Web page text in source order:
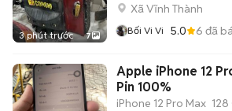
3 phút trước 7
Xã Vĩnh Thành
Bối Vi Vi 5.0 6 đã
Apple iPhone 12
Pin 100%
iPhone 12 Pro Max 128